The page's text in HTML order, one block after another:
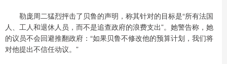
勒庞周二猛烈抨击了贝鲁的声明，称其针对的目标是“所有法国
人、工人和退休人员，而不是追查政府的浪费支出”。她警告称，她
的议员不会回避推翻政府：“如果贝鲁不修改他的预算计划，我们将
对他提出不信任动议。”